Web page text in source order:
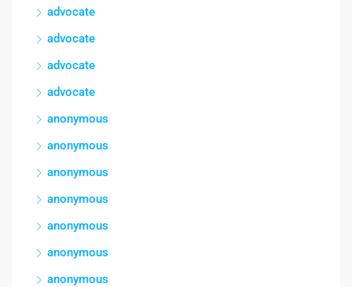
advocate
advocate
advocate
advocate
anonymous
anonymous
anonymous
anonymous
anonymous
anonymous
anonymous